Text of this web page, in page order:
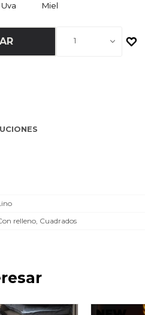
Uva Miel
1
relleno, Cuadrados